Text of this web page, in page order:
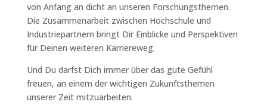
von Anfang an dicht an unseren Forschungsthemen.
Die Zusammenarbeit zwischen Hochschule und
Industriepartnern bringt Dir Einblicke und Perspektiven
für Deinen weiteren Karriereweg.
Und Du darfst Dich immer über das gute Gefühl
freuen, an einem der wichtigen Zukunftsthemen
unserer Zeit mitzuarbeiten.